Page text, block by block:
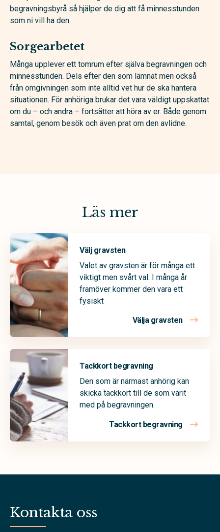
begravningsbyrå så hjälper de dig att få minnesstunden
som ni vill ha den.
Sorgearbetet
Många upplever ett tomrum efter själva begravningen och
minnesstunden. Dels efter den som lämnat men också
från omgivningen som inte alltid vet hur de ska hantera
situationen. För anhöriga brukar det vara väldigt uppskattat
om du – och andra – fortsätter att höra av er. Både genom
samtal, genom besök och även prat om den avlidne.
Läs mer
Välj gravsten
Valet av gravsten är för många ett
viktigt men svårt val. I många år
framöver kommer den vara ett
fysiskt
Välja gravsten
Tackkort begravning
Den som är närmast anhörig kan
skicka tackkort till de som varit
med på begravningen.
Tackkort begravning
Kontakta oss